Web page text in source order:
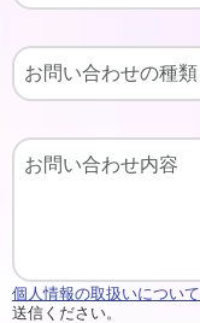
個人情報の取扱いについて
送信ください。